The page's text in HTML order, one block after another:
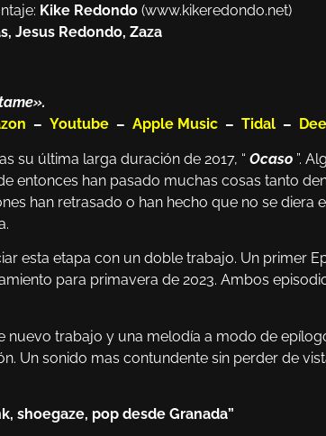
Kike Redondo (www.kikeredondo.net)
Jesus Redondo, Zaza
– Youtube – Apple Music – Tidal –
su última larga duración de 2017, “ Ocaso ”.
entonces han pasado muchas cosas tanto
han retrasado o han hecho que no se
esta etapa con un doble trabajo. Un primer
para primavera de 2023. Ambos
nuevo trabajo y una melodía a modo de
Un sonido mas contundente sin perder de
shoegaze, pop desde Granada”